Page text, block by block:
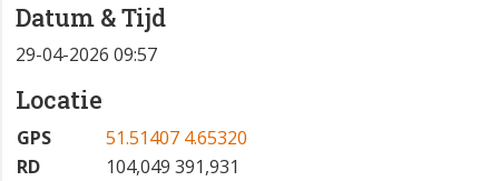
Datum & Tijd
29-04-2026 09:57
Locatie
GPS
51.51407 4.65320
RD
104,049 391,931